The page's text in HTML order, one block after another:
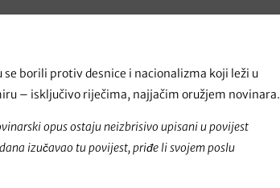
borili protiv desnice i nacionalizma koji leži u
– isključivo riječima, najjačim oružjem novinara.
opus ostaju neizbrisivo upisani u povijest
izučavao tu povijest, priđe li svojem poslu